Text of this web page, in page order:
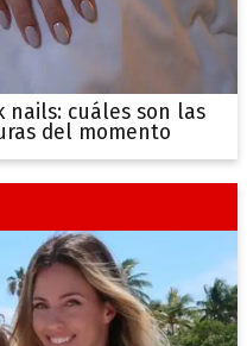
cuáles son las
del momento